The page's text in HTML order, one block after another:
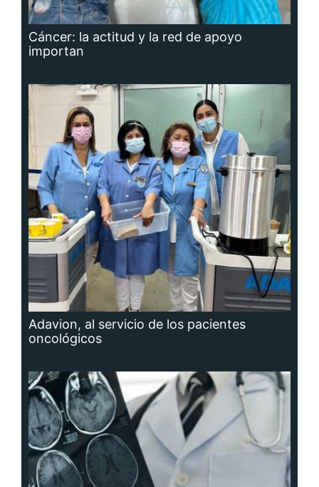
Cáncer: la actitud y la red de apoyo
importan
Adavion, al servicio de los pacientes
oncológicos